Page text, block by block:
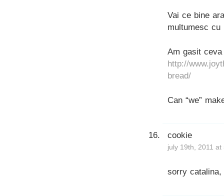
Vai ce bine
multumesc cu
Am gasit
http://
bread/
Can “we”
cookie
july 19th, 2011 at
sorry